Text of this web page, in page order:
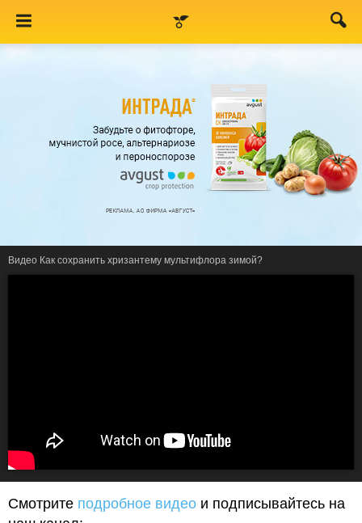
Видео Как сохранить хризантему мультифлора зимой?
Смотрите подробное видео и подписывайтесь на